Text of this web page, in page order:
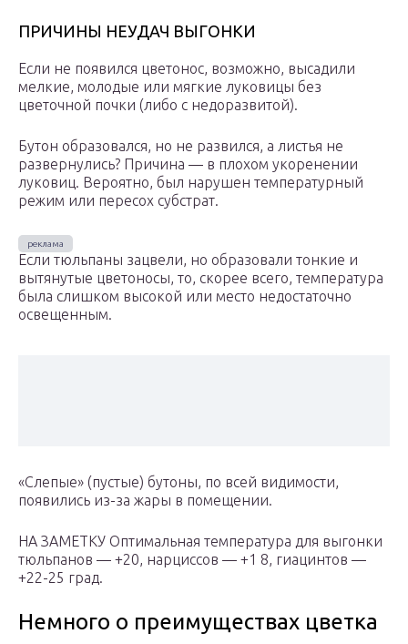
ПРИЧИНЫ НЕУДАЧ ВЫГОНКИ
Если не появился цветонос, возможно, высадили
мелкие, молодые или мягкие луковицы без
цветочной почки (либо с недоразвитой).
Бутон образовался, но не развился, а листья не
развернулись? Причина — в плохом укоренении
луковиц. Вероятно, был нарушен температурный
режим или пересох субстрат.
Если тюльпаны зацвели, но образовали тонкие и
вытянутые цветоносы, то, скорее всего, температура
была слишком высокой или место недостаточно
освещенным.
«Слепые» (пустые) бутоны, по всей видимости,
появились из-за жары в помещении.
НА ЗАМЕТКУ Оптимальная температура для выгонки
тюльпанов — +20, нарциссов — +1 8, гиацинтов —
+22-25 град.
Немного о преимуществах цветка